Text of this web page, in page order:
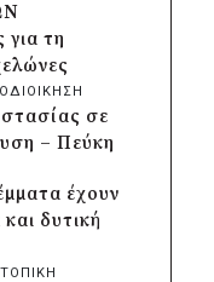
τη
τη
σε
– Πεύκη
έχουν
δυτική
ΤΟΠΙΚΗ